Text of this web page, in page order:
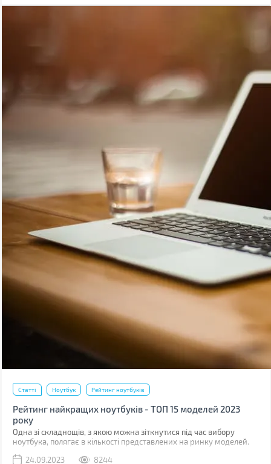
Статті Ноутбук Рейтинг ноутбуків
Рейтинг найкращих ноутбуків - ТОП 15 моделей 2023
року
Одна зі складнощів, з якою можна зіткнутися під час вибору
ноутбука, полягає в кількості представлених на ринку моделей.
змінами в асортименті, то досить складно одразу вибрати
24.09.2023 8244